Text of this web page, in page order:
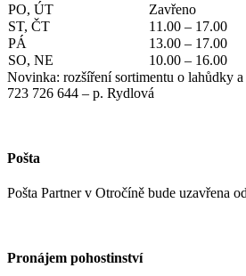
PO, ÚT
Zavřeno
ST, ČT
11.00 – 17.00
PÁ
13.00 – 17.00
SO, NE
10.00 – 16.00
Novinka: rozšíření sortimentu o lahůdky
723 726 644 – p. Rydlová
Pošta
Pošta Partner v Otročíně bude uzavřena
Pronájem pohostinství